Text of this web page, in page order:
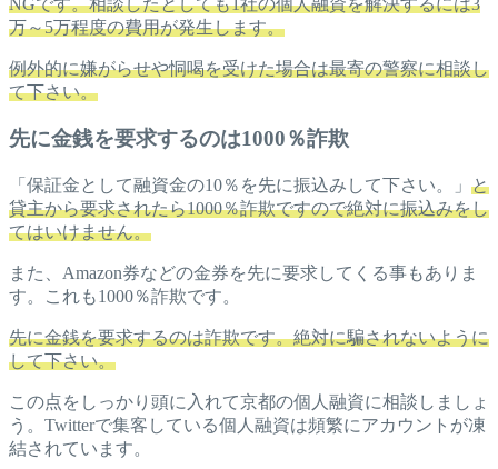
万～5万程度の費用が発生します。
例外的に嫌がらせや恫喝を受けた場合は最寄の警察に相談し
て下さい。
先に金銭を要求するのは1000％詐欺
「保証金として融資金の10％を先に振込みして下さい。」 と
貸主から要求されたら1000％詐欺ですので絶対に振込みをし
てはいけません。
また、Amazon券などの金券を先に要求してくる事もありま
す。これも1000％詐欺です。
先に金銭を要求するのは詐欺です。絶対に騙されないように
して下さい。
この点をしっかり頭に入れて京都の個人融資に相談しましょ
う。Twitterで集客している個人融資は頻繁にアカウントが凍
結されています。